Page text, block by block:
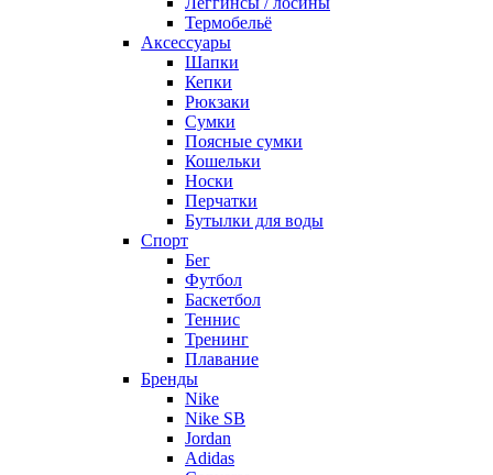
Термобельё
Аксессуары
Шапки
Кепки
Рюкзаки
Сумки
Поясные сумки
Кошельки
Носки
Перчатки
Бутылки для воды
Спорт
Бег
Футбол
Баскетбол
Теннис
Тренинг
Плавание
Бренды
Nike
Nike SB
Jordan
Adidas